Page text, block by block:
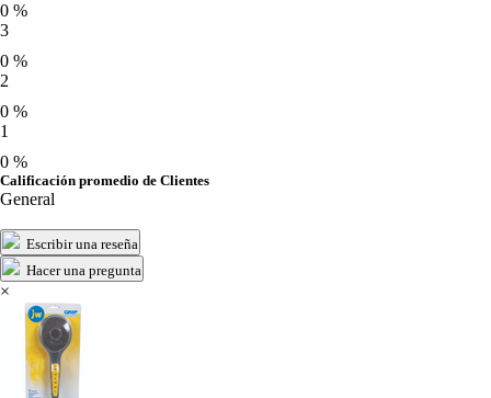
0 %
3
0 %
2
0 %
1
0 %
Calificación promedio de Clientes
General
Escribir una reseña
Hacer una pregunta
×